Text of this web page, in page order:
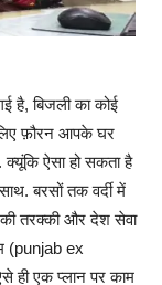
है, बिजली का कोई
फ़ौरन आपके घर
क्यूंकि ऐसा हो सकता है
बरसों तक वर्दी में
की तरक्की और देश सेवा
(punjab ex
ही एक प्लान पर काम